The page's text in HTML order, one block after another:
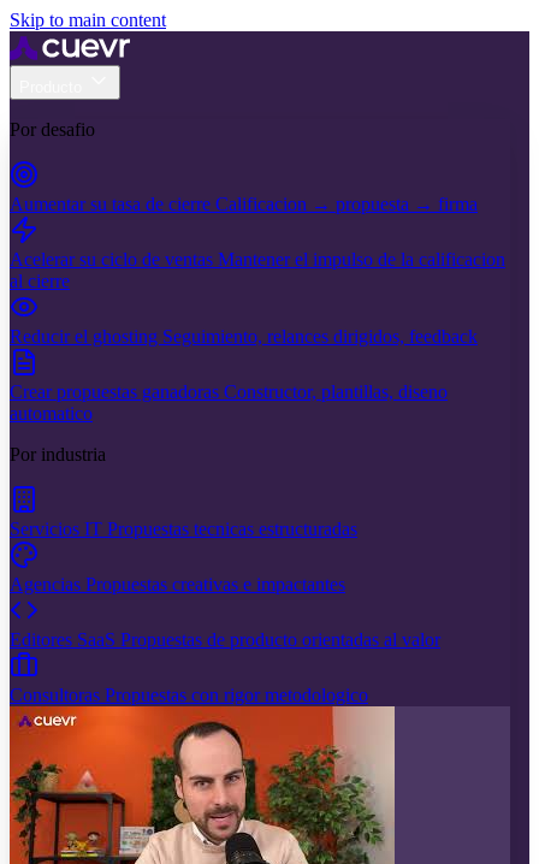
Skip to main content
Por desafio
Aumentar su tasa de cierre Calificacion → propuesta → firma
Acelerar su ciclo de ventas Mantener el impulso de la calificacion
al cierre
Reducir el ghosting Seguimiento, relances dirigidos, feedback
Crear propuestas ganadoras Constructor, plantillas, diseno
automatico
Por industria
Servicios IT Propuestas tecnicas estructuradas
Agencias Propuestas creativas e impactantes
Editores SaaS Propuestas de producto orientadas al valor
Consultoras Propuestas con rigor metodologico